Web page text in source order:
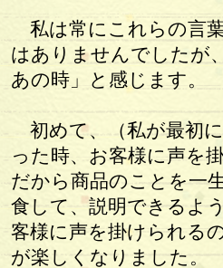
私は常にこれらの言
はありませんでしたが
あの時」と感じます。
初めて、（私が最初
った時、お客様に声
だから商品のことを一
食して、説明できるよ
客様に声を掛けられる
が楽しくなりました。